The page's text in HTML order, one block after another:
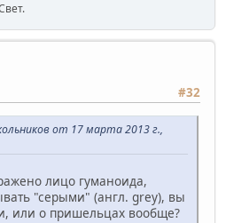
#32
от 17 марта 2013 г.,
лицо гуманоида,
"серыми" (англ. grey), вы
или о пришельцах вообще?